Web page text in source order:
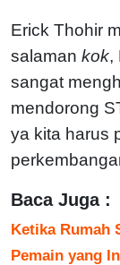
Erick Thohir
salaman kok,
sangat
mendorong
ya kita harus
Baca Juga :
Ketika Rumah
Pemain yang